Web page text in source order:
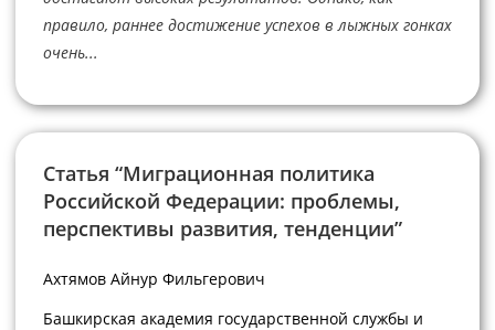
правило, раннее достижение успехов в лыжных гонках
очень...
Статья “Миграционная политика
Российской Федерации: проблемы,
перспективы развития, тенденции”
Ахтямов Айнур Фильгерович
Башкирская академия государственной службы и